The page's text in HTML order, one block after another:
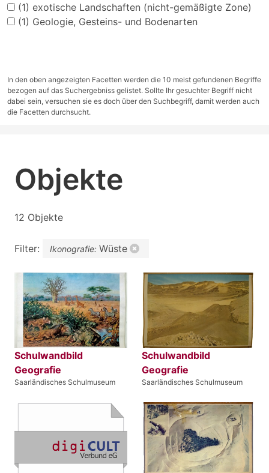
(1) exotische Landschaften (nicht-gemäßigte Zone)
(1) Geologie, Gesteins- und Bodenarten
In den oben angezeigten Facetten werden die 10 meist gefundenen Begriffe
bezogen auf das Suchergebniss gelistet. Sollte Ihr gesuchter Begriff nicht
dabei sein, versuchen sie es doch über den Suchbegriff, damit werden auch
die Facetten durchsucht.
Objekte
12 Objekte
Filter: Ikonografie: Wüste
Schulwandbild
Geografie
Saarländisches Schulmuseum
Schulwandbild
Geografie
Saarländisches Schulmuseum